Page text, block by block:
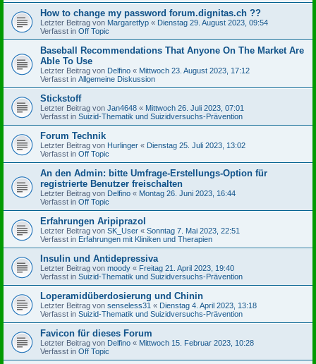
How to change my password forum.dignitas.ch ??
Letzter Beitrag von Margaretfyp « Dienstag 29. August 2023, 09:54
Verfasst in Off Topic
Baseball Recommendations That Anyone On The Market Are
Able To Use
Letzter Beitrag von Delfino « Mittwoch 23. August 2023, 17:12
Verfasst in Allgemeine Diskussion
Stickstoff
Letzter Beitrag von Jan4648 « Mittwoch 26. Juli 2023, 07:01
Verfasst in Suizid-Thematik und Suizidversuchs-Prävention
Forum Technik
Letzter Beitrag von Hurlinger « Dienstag 25. Juli 2023, 13:02
Verfasst in Off Topic
An den Admin: bitte Umfrage-Erstellungs-Option für
registrierte Benutzer freischalten
Letzter Beitrag von Delfino « Montag 26. Juni 2023, 16:44
Verfasst in Off Topic
Erfahrungen Aripiprazol
Letzter Beitrag von SK_User « Sonntag 7. Mai 2023, 22:51
Verfasst in Erfahrungen mit Kliniken und Therapien
Insulin und Antidepressiva
Letzter Beitrag von moody « Freitag 21. April 2023, 19:40
Verfasst in Suizid-Thematik und Suizidversuchs-Prävention
Loperamidüberdosierung und Chinin
Letzter Beitrag von senseless31 « Dienstag 4. April 2023, 13:18
Verfasst in Suizid-Thematik und Suizidversuchs-Prävention
Favicon für dieses Forum
Letzter Beitrag von Delfino « Mittwoch 15. Februar 2023, 10:28
Verfasst in Off Topic